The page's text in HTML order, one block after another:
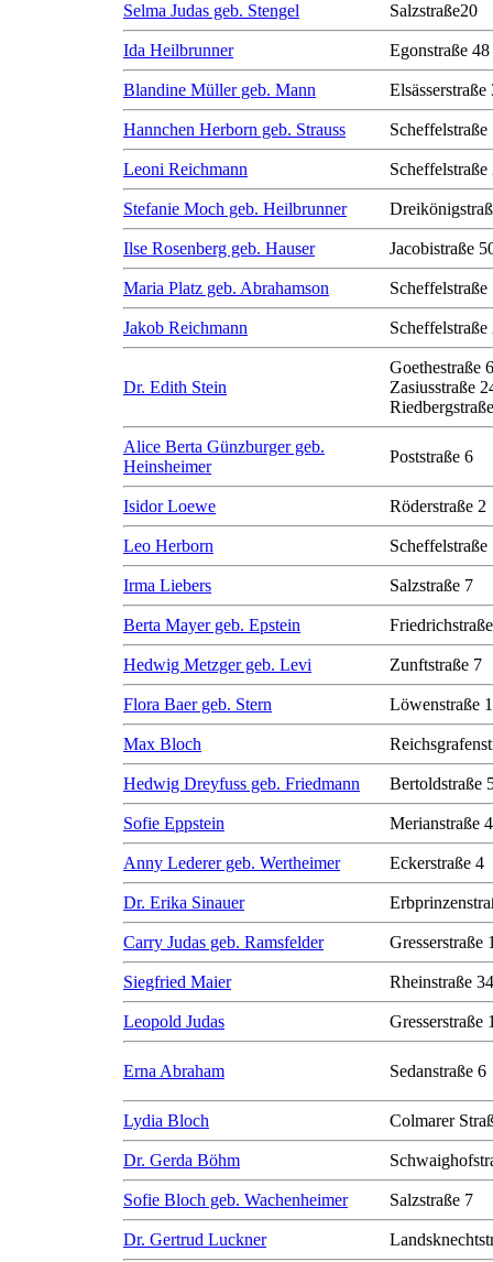
Selma Judas geb. Stengel Salzstraße20
Ida Heilbrunner Egonstraße 48
Blandine Müller geb. Mann Elsässerstraße
Hannchen Herborn geb. Strauss Scheffelstraße
Leoni Reichmann Scheffelstraße
Stefanie Moch geb. Heilbrunner
Ilse Rosenberg geb. Hauser Jacobistraße
Maria Platz geb. Abrahamson Scheffelstraße
Jakob Reichmann Scheffelstraße
Dr. Edith Stein
Goethestraße
Zasiusstraße
Alice Berta Günzburger geb.
Heinsheimer
Poststraße 6
Isidor Loewe Röderstraße 2
Leo Herborn Scheffelstraße
Irma Liebers Salzstraße 7
Berta Mayer geb. Epstein
Hedwig Metzger geb. Levi Zunftstraße 7
Flora Baer geb. Stern Löwenstraße 1
Max Bloch
Hedwig Dreyfuss geb. Friedmann Bertoldstraße
Sofie Eppstein Merianstraße
Anny Lederer geb. Wertheimer Eckerstraße 4
Dr. Erika Sinauer
Carry Judas geb. Ramsfelder Gresserstraße
Siegfried Maier Rheinstraße 34
Leopold Judas Gresserstraße
Erna Abraham Sedanstraße 6
Lydia Bloch Colmarer
Dr. Gerda Böhm
Sofie Bloch geb. Wachenheimer Salzstraße 7
Dr. Gertrud Luckner